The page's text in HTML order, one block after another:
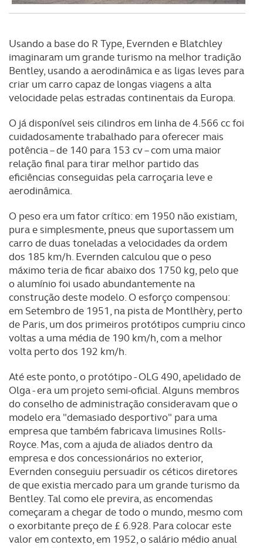
Usando a base do R Type, Evernden e Blatchley
imaginaram um grande turismo na melhor tradição
Bentley, usando a aerodinâmica e as ligas leves para
criar um carro capaz de longas viagens a alta
velocidade pelas estradas continentais da Europa.
O já disponível seis cilindros em linha de 4.566 cc foi
cuidadosamente trabalhado para oferecer mais
potência – de 140 para 153 cv – com uma maior
relação final para tirar melhor partido das
eficiências conseguidas pela carroçaria leve e
aerodinâmica.
O peso era um fator crítico: em 1950 não existiam,
pura e simplesmente, pneus que suportassem um
carro de duas toneladas a velocidades da ordem
dos 185 km/h. Evernden calculou que o peso
máximo teria de ficar abaixo dos 1750 kg, pelo que
o alumínio foi usado abundantemente na
construção deste modelo. O esforço compensou:
em Setembro de 1951, na pista de Montlhèry, perto
de Paris, um dos primeiros protótipos cumpriu cinco
voltas a uma média de 190 km/h, com a melhor
volta perto dos 192 km/h.
Até este ponto, o protótipo - OLG 490, apelidado de
Olga - era um projeto semi-oficial. Alguns membros
do conselho de administração consideravam que o
modelo era "demasiado desportivo" para uma
empresa que também fabricava limusines Rolls-
Royce. Mas, com a ajuda de aliados dentro da
empresa e dos concessionários no exterior,
Evernden conseguiu persuadir os céticos diretores
de que existia mercado para um grande turismo da
Bentley. Tal como ele previra, as encomendas
começaram a chegar de todo o mundo, mesmo com
o exorbitante preço de £ 6.928. Para colocar este
valor em contexto, em 1952, o salário médio anual